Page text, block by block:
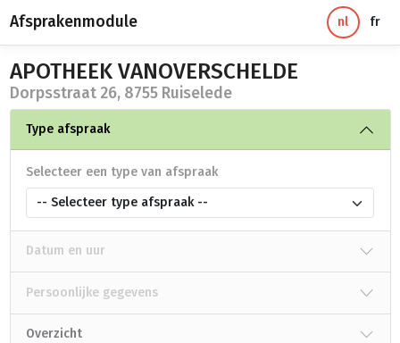
Afsprakenmodule nl fr
APOTHEEK VANOVERSCHELDE
Dorpsstraat 26, 8755 Ruiselede
Type afspraak
Selecteer een type van afspraak
-- Selecteer type afspraak --
Datum en uur
Persoonlijke gegevens
Overzicht